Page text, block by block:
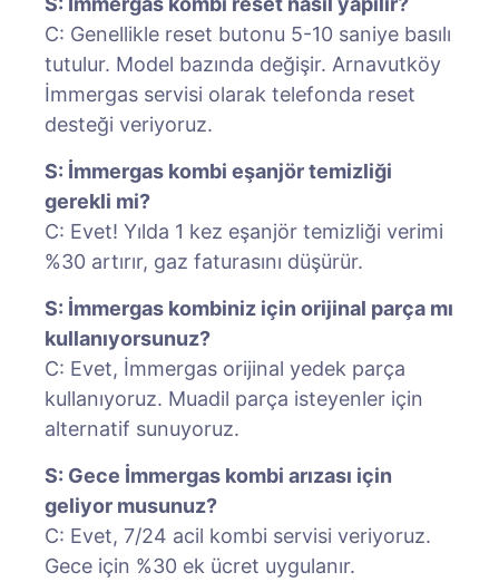
C: Genellikle reset butonu 5-10 saniye basılı
tutulur. Model bazında değişir. Arnavutköy
İmmergas servisi olarak telefonda reset
desteği veriyoruz.
S: İmmergas kombi eşanjör temizliği
gerekli mi?
C: Evet! Yılda 1 kez eşanjör temizliği verimi
%30 artırır, gaz faturasını düşürür.
S: İmmergas kombiniz için orijinal parça mı
kullanıyorsunuz?
C: Evet, İmmergas orijinal yedek parça
kullanıyoruz. Muadil parça isteyenler için
alternatif sunuyoruz.
S: Gece İmmergas kombi arızası için
geliyor musunuz?
C: Evet, 7/24 acil kombi servisi veriyoruz.
Gece için %30 ek ücret uygulanır.